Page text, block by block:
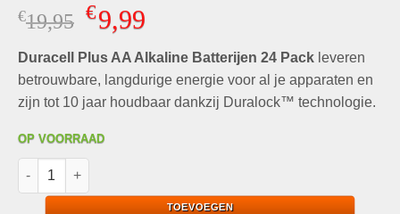
€19,95 Oorspronkelijke
prijs
was:
€19,95.
€9,99Huidige
is:
€9,99.
Duracell Plus AA Alkaline Batterijen 24 Pack leveren
betrouwbare, langdurige energie voor al je apparaten en
zijn tot 10 jaar houdbaar dankzij Duralock™ technologie.
OP VOORRAAD
Duracell Plus AA Alkaline Batterijen 24 Pack aantal
TOEVOEGEN